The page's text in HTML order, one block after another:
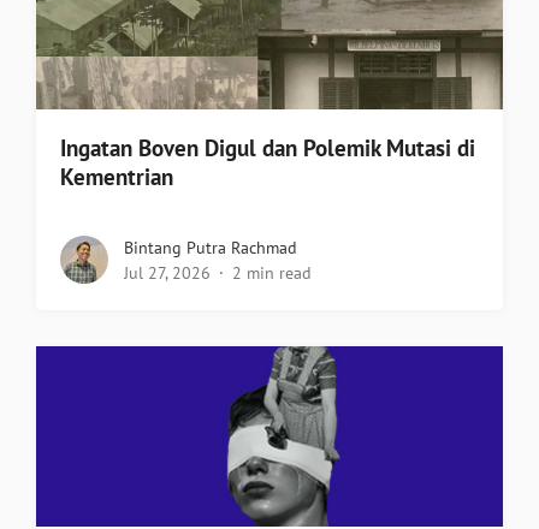
Ingatan Boven Digul dan Polemik Mutasi di
Kementrian
Bintang Putra Rachmad
Jul 27, 2026
2 min read